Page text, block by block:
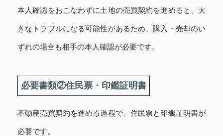
本人確認をおこなわずに土地の売買契約を進めると、大
きなトラブルになる可能性があるため、購入・売却のい
ずれの場合も相手の本人確認が必要です。
必要書類②住民票・印鑑証明書
不動産売買契約を進める過程で、住民票と印鑑証明書が
必要です。